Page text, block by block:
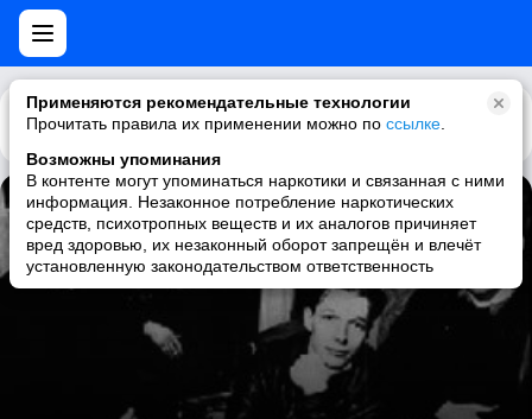
Применяются рекомендательные технологии
Прочитать правила их применении можно по ссылке
Возможны упоминания
В контенте могут упоминаться наркотики и связанная с ними
информация. Незаконное потребление наркотических
средств, психотропных веществ и их аналогов причиняет
вред здоровью, их незаконный оборот запрещён и влечёт
установленную законодательством ответственность
Каталог Рекомендации
It's Raining Again (Extended Club Mix)
The Loft